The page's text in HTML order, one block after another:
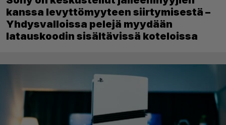
kanssa levyttömyyteen siirtymisestä –
Yhdysvalloissa pelejä myydään
latauskoodin sisältävissä koteloissa